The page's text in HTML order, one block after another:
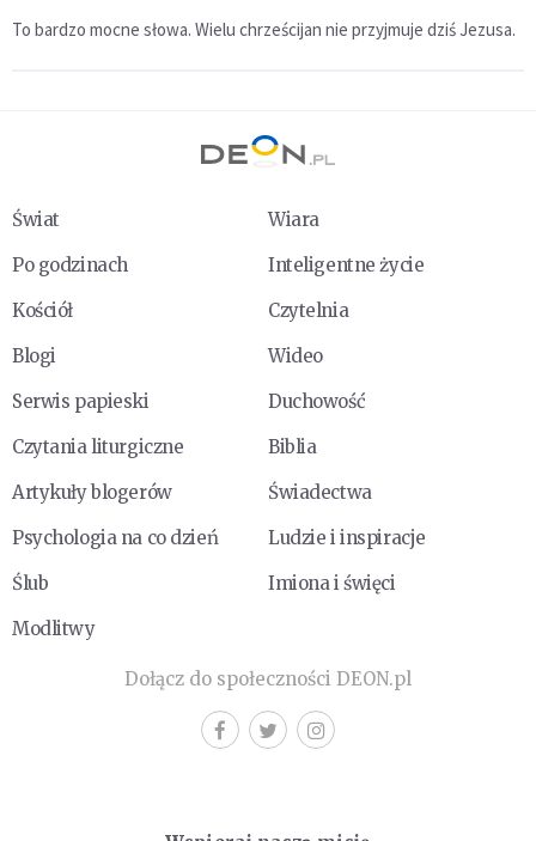
To bardzo mocne słowa. Wielu chrześcijan nie przyjmuje dziś Jezusa.
Świat
Wiara
Po godzinach
Inteligentne życie
Kościół
Czytelnia
Blogi
Wideo
Serwis papieski
Duchowość
Czytania liturgiczne
Biblia
Artykuły blogerów
Świadectwa
Psychologia na co dzień
Ludzie i inspiracje
Ślub
Imiona i święci
Modlitwy
Dołącz do społeczności DEON.pl